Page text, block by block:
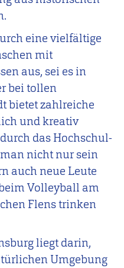
eine vielfältige
mit
aus, sei es in
bei tollen
bietet zahlreiche
und kreativ
das Hochschul-
nicht nur sein
auch neue Leute
Volleyball am
Flens trinken
liegt darin,
Umgebung